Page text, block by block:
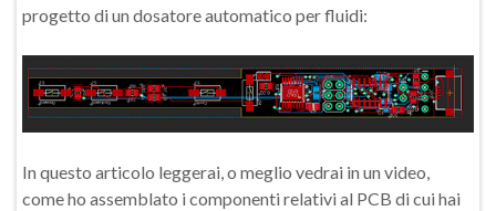
progetto di un dosatore automatico per fluidi:
In questo articolo leggerai, o meglio vedrai in un video,
come ho assemblato i componenti relativi al PCB di cui hai